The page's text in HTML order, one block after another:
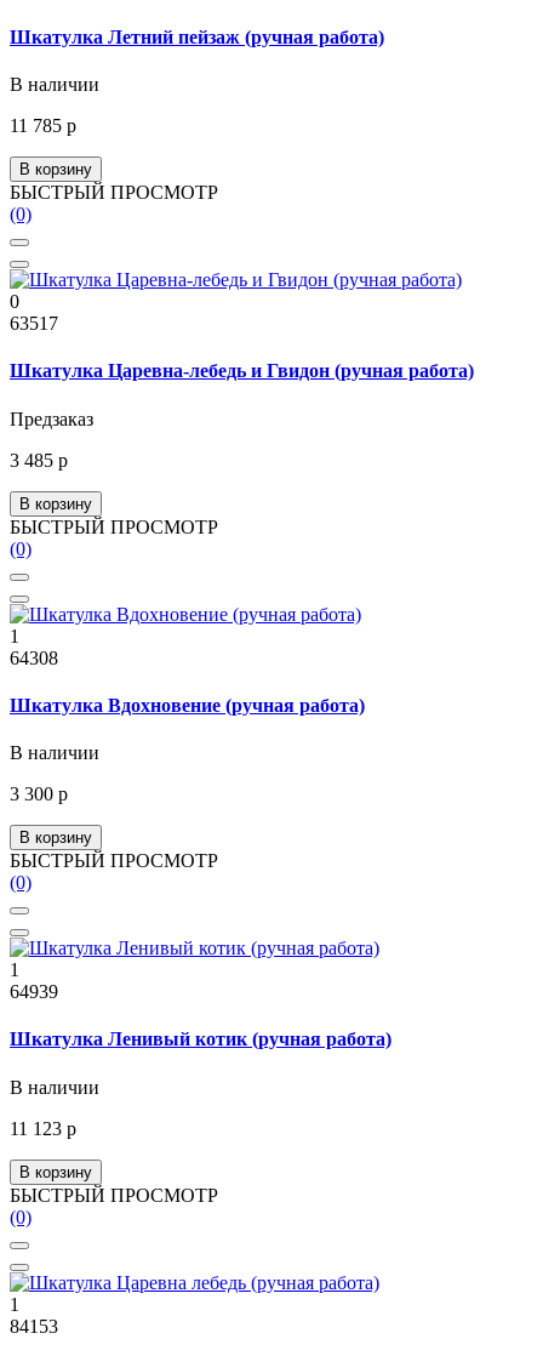
Шкатулка Летний пейзаж (ручная работа)
В наличии
11 785 р
В корзину
БЫСТРЫЙ ПРОСМОТР
(0)
0
63517
Шкатулка Царевна-лебедь и Гвидон (ручная работа)
Предзаказ
3 485 р
В корзину
БЫСТРЫЙ ПРОСМОТР
(0)
1
64308
Шкатулка Вдохновение (ручная работа)
В наличии
3 300 р
В корзину
БЫСТРЫЙ ПРОСМОТР
(0)
1
64939
Шкатулка Ленивый котик (ручная работа)
В наличии
11 123 р
В корзину
БЫСТРЫЙ ПРОСМОТР
(0)
1
84153